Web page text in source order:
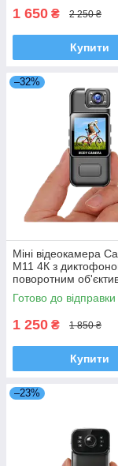
1 650 ₴ 2 250 ₴
Купити
–32%
Міні відеокамера
M11 4К з
поворотним
дисплеєм
Готово до відправки
1 250 ₴ 1 850 ₴
Купити
–23%